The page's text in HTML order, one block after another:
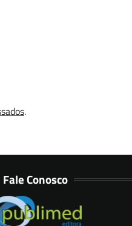
.
Fale Conosco